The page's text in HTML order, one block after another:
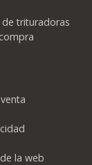
trituradoras
la web